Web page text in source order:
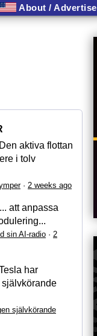
About / Advertise
Den aktiva flottan
i tolv
· 2 weeks ago
... att anpassa
sin AI-radio · 2
har
självkörande